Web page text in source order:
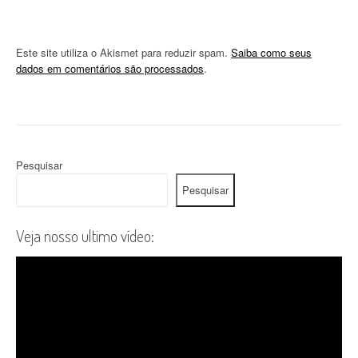
Este site utiliza o Akismet para reduzir spam. Saiba como seus
dados em comentários são processados.
Pesquisar
Pesquisar
Veja nosso ultimo vídeo: